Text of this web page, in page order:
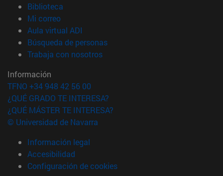
Biblioteca
Mi correo(abre en nueva ventana)
Aula virtual ADI
Búsqueda de personas(abre en nueva ventana)
Trabaja con nosotros(abre en nueva ventana)
Información
TFNO +34 948 42 56 00
¿QUÉ GRADO TE INTERESA?
¿QUÉ MÁSTER TE INTERESA?
© Universidad de Navarra
Información legal
Accesibilidad
Configuración de cookies